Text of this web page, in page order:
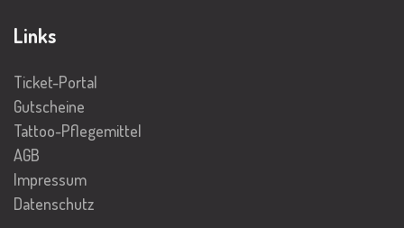
Links
Ticket-Portal
Gutscheine
Tattoo-Pflegemittel
AGB
Impressum
Datenschutz